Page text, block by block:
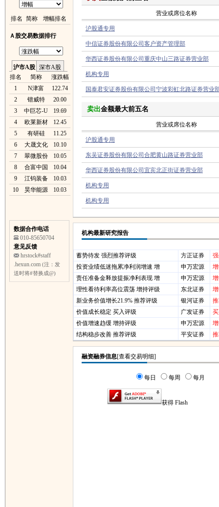
排名 简称 增幅排名
Ａ股交易数据排行
沪市A股 深市A股
排名
简称
涨跌幅
1
N津富
122.74
2
锴威特
20.00
3
中巨芯-U
19.69
4
欧莱新材
12.45
5
有研硅
11.25
6
大晟文化
10.10
7
翠微股份
10.05
8
合富中国
10.04
9
江钨装备
10.03
10
昊华能源 10.03
数据合作电话
010-85650704
意见反馈
hrstock#staff
.hexun.com (注：发
送时将#替换成@)
营业或席位名称
沪股通专用
中信证券股份有限公司客户资产管理部
华西证券股份有限公司重庆中山三路证券营业部
机构专用
国泰君安证券股份有限公司宁波彩虹北路证券营业
卖出金额最大前五名
营业或席位名称
沪股通专用
东吴证券股份有限公司合肥黄山路证券营业部
华西证券股份有限公司宜宾北正街证券营业部
机构专用
机构专用
机构最新研究报告
蓄势待发 强烈推荐评级 方正证券
投资业绩低迷拖累净利润增速 增
申万宏源
责任准备金释放提振净利表现 增
申万宏源
理性看待利率高位震荡 增持评级
东北证券
新业务价值增长21.9% 推荐评级
银河证券
价值成长稳定 买入评级
广发证券
价值增速趋缓 增持评级
申万宏源
结构稳步改善 推荐评级
平安证券